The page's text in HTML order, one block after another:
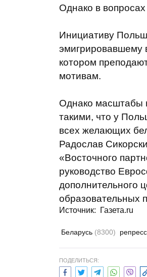
Однако в
Инициативу
эмигрировавшему
котором
мотивам.
Однако масштабы
такими, что у
всех желающих
Радослав
«Восточного
руководство
дополнительного
образовательных
Источник: Газета.ru
Беларусь (8300)
ПОДЕЛИТЬСЯ: